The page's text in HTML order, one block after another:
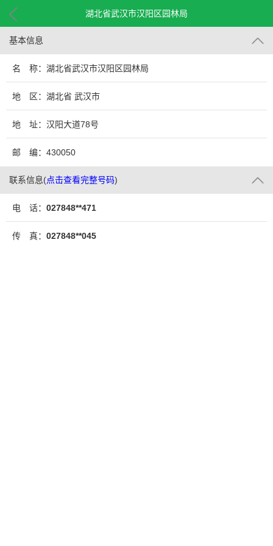
湖北省武汉市汉阳区园林局
基本信息
名 称：湖北省武汉市汉阳区园林局
地 区：湖北省 武汉市
地 址：汉阳大道78号
邮 编：430050
联系信息(点击查看完整号码)
电 话： 027848**471
传 真： 027848**045